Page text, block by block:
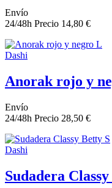
Envío
24/48h Precio 14,80 €
Dashi
Anorak rojo y
Envío
24/48h Precio 28,50 €
Dashi
Sudadera